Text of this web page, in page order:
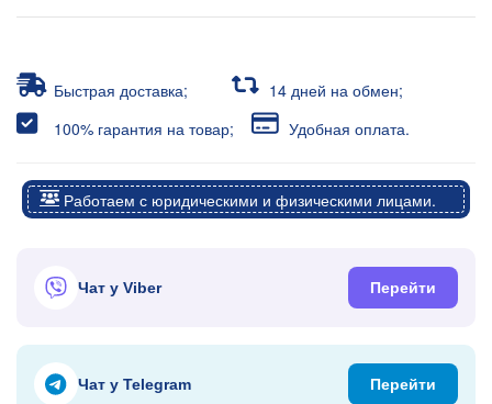
Быстрая доставка;
14 дней на обмен;
100% гарантия на товар;
Удобная оплата.
Работаем с юридическими и физическими лицами.
Чат у Viber Перейти
Чат у Telegram Перейти